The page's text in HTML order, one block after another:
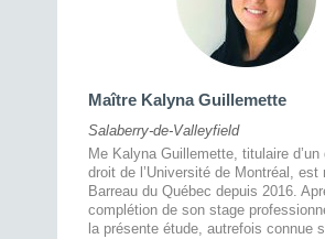
Maître Kalyna Guillemette
Salaberry-de-Valleyfield
Me Kalyna Guillemette, titulaire d’un
droit de l’Université de Montréal, est
Barreau du Québec depuis 2016.
complétion de son stage
la présente étude, autrefois connue